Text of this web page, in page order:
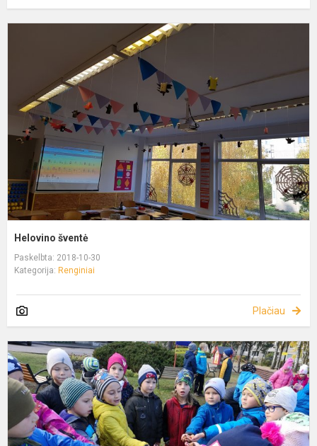
Helovino šventė
Paskelbta: 2018-10-30
Kategorija: Renginiai
Plačiau